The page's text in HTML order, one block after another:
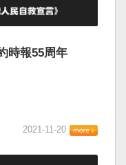
時報55周年
2021-11-20